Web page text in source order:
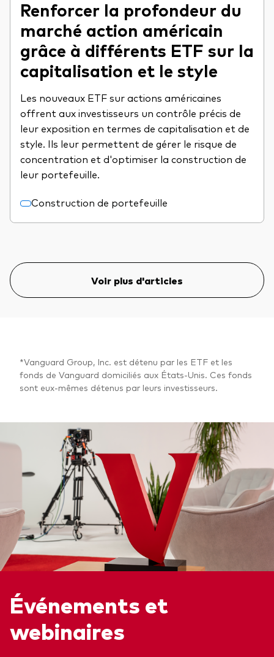
Renforcer la profondeur du
marché action américain
grâce à différents ETF sur la
capitalisation et le style
Les nouveaux ETF sur actions américaines
offrent aux investisseurs un contrôle précis de
leur exposition en termes de capitalisation et de
style. Ils leur permettent de gérer le risque de
concentration et d'optimiser la construction de
leur portefeuille.
Construction de portefeuille
Voir plus d'articles
*Vanguard Group, Inc. est détenu par les ETF et les
fonds de Vanguard domiciliés aux États-Unis. Ces fonds
sont eux-mêmes détenus par leurs investisseurs.
Événements et
webinaires